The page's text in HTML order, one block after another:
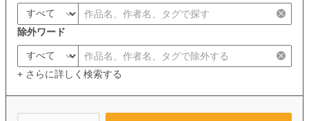
除外ワード
+ さらに詳しく検索する